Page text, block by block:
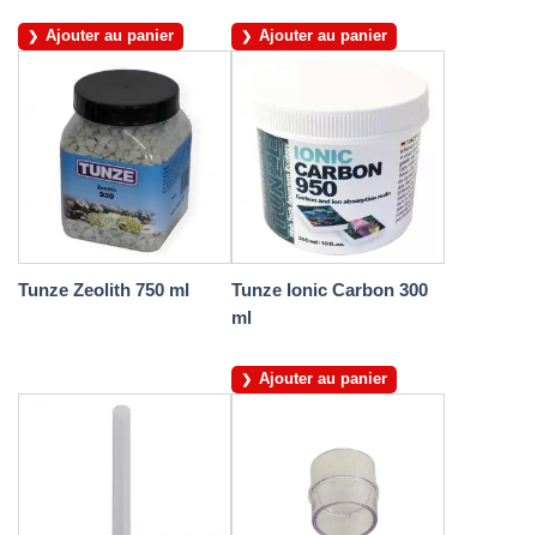
Ajouter au panier Ajouter au panier
Tunze Zeolith 750 ml
Tunze Ionic Carbon 300
ml
Ajouter au panier